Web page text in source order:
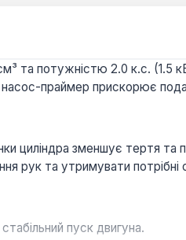
та потужністю 2.0 к.с. (1.5
насос-праймер прискорює
циліндра зменшує тертя та
рук та утримувати
пуск двигуна.